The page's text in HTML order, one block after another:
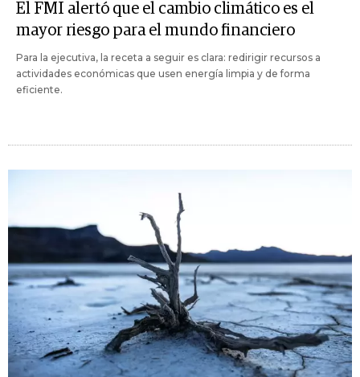
El FMI alertó que el cambio climático es el
mayor riesgo para el mundo financiero
Para la ejecutiva, la receta a seguir es clara: redirigir recursos a
actividades económicas que usen energía limpia y de forma
eficiente.